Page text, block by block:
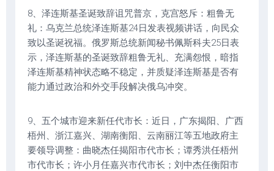
8、泽连斯基圣诞致辞诅咒普京，克宫怒斥：粗鲁无
礼：乌克兰总统泽连斯基24日发表视频讲话，向民众
致以圣诞祝福。俄罗斯总统新闻秘书佩斯科夫25日表
示，泽连斯基的圣诞致辞粗鲁无礼、充满怨恨，暗指
泽连斯基精神状态略不稳定，并质疑泽连斯基是否有
能力通过政治和外交手段解决俄乌冲突。
9、五个城市迎来新任代市长：近日，广东揭阳、广西
梧州、浙江嘉兴、湖南衡阳、云南丽江等五地政府主
要领导调整：曲晓杰任揭阳市代市长；谭秀洪任梧州
市代市长；许小月任嘉兴市代市长；刘中杰任衡阳市